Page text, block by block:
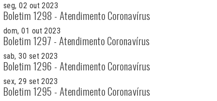
seg, 02 out 2023
Boletim 1298 - Atendimento Coronavírus
dom, 01 out 2023
Boletim 1297 - Atendimento Coronavírus
sab, 30 set 2023
Boletim 1296 - Atendimento Coronavírus
sex, 29 set 2023
Boletim 1295 - Atendimento Coronavírus